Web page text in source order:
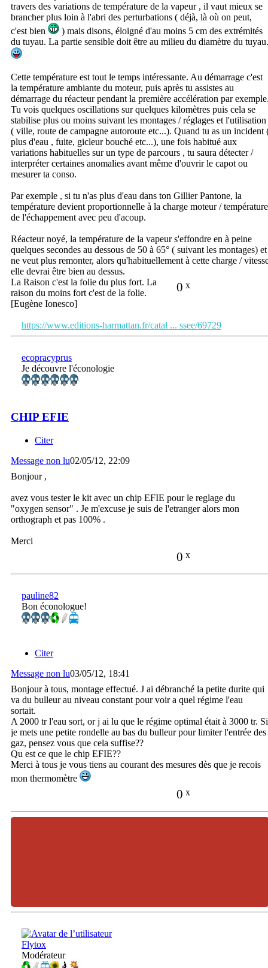
travers des variations de température de la vapeur , il vaut mieux se
brancher plus loin à l'abri des perturbations ( déjà, là où on peut,
c'est bien
) mais disons, éloigné d'au moins 5 cm des extrémités
du tuyau. La partie sensible doit être au milieu du diamètre du tuyau.
Cette température est tout le temps intéressante. Au démarrage c'est
la température ambiante du moteur, puis après tu assistes au
démarrage du réacteur pendant la première accélération par
Tu vois quelques oscillations sur quelques kilomètres puis cela se
stabilise plus ou moins suivant les montages / réglages et l'utilisation
( ville, route de campagne autoroute etc...). Quand tu as un incident
plus d'eau , fuite, gicleur bouché etc...), une fois habitué aux
variations habituelles sur un type de parcours , tu saura détecter /
interpréter certaines anomalies avant même d'ouvrir le capot ou
mesurer ta conso.
Par exemple , si tu n'as plus d'eau dans ton Gillier Pantone, la
température devient proportionnelle à la charge moteur / température
de l'échappement avec peu d'acoup.
Réacteur noyé, la température de la vapeur s'effondre en à peine
quelques secondes au dessous de 50 à 65° ( suivant les montages) et
ne veut plus remonter, alors qu'habituellement à cette charge /
elle devrai être bien au dessus.
0 x
La Raison c'est la folie du plus fort. La
raison du moins fort c'est de la folie.
[Eugène Ionesco]
https://www.editions-harmattan.fr/catal ... ssee/69729
ecopracyprus
Je découvre l'éconologie
CHIP EFIE
Citer
Message non lu02/05/12, 22:09
Bonjour ,
avez vous tester le kit avec un chip EFIE pour le reglage du
"oxygen sensor" . Je m'excuse je suis de l'etranger alors mon
orthograph et pas 100% .
Merci
0 x
pauline82
Bon éconologue!
Citer
Message non lu03/05/12, 18:41
Bonjour à tous, montage effectué. J ai débranché la petite durite qui
va du bulleur au niveau constant pour voir a quel régime l'eau
sortait.
A 2000 tr l'eau sort, or j ai lu que le régime optimal était à 3000 tr. Si
je mets une petite rondelle au bas du bulleur pour limiter l'entrée des
gaz, pensez vous que cela suffise??
Qu est ce que le chip EFIE??
Merci à tous je vous tiens au courant des mesures dès que je recois
mon thermomètre
0 x
Flytox
Modérateur